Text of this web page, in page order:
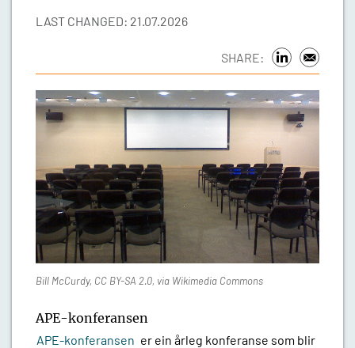
LAST CHANGED: 21.07.2026
SHARE:
Bill McCurdy, CC BY-SA 2.0, via Wikimedia Commons
APE-konferansen
APE-konferansen er ein årleg konferanse som blir